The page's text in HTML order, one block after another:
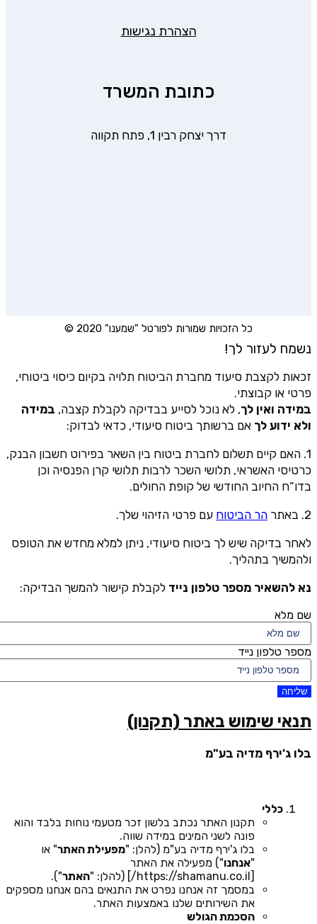
הצהרת נגישות
כתובת המשרד
דרך יצחק רבין 1, פתח תקווה
כל הזכויות שמורות לפורטל "שמענו" 2020 ©
נשמח לעזור לך!
זכאות לקצבת סיעוד מחברת הביטוח תלויה בקיום כיסוי ביטוחי,
פרטי או קבוצתי.
במידה ואין לך, לא נוכל לסייע בבדיקה לקבלת קצבה, במידה
ולא ידוע לך אם ברשותך ביטוח סיעודי, כדאי לבדוק:
1. האם קיים תשלום לחברת ביטוח בין השאר בפירוט חשבון הבנק,
כרטיסי האשראי, תלושי השכר לרבות תלושי קרן הפנסיה וכן
בדו”ח החיוב החודשי של קופת החולים.
2. באתר
הר הביטוח עם פרטי הזיהוי שלך.
לאחר בדיקה שיש לך ביטוח סיעודי, ניתן למלא מחדש את הטופס
ולהמשיך בתהליך.
נא להשאיר מספר טלפון נייד לקבלת קישור להמשך הבדיקה:
שם מלא
מספר טלפון נייד
שליחה
תנאי שימוש באתר (תקנון)
בלו ג'ירף מדיה בע"מ
כללי
תקנון האתר נכתב בלשון זכר מטעמי נוחות בלבד והוא
פונה לשני המינים במידה שווה.
בלו ג'ירף מדיה בע"מ (להלן: "מפעילת האתר" או
"אנחנו") מפעילה את האתר
[https://shamanu.co.il/] (להלן: "
האתר").
במסמך זה אנחנו נפרט את התנאים בהם אנחנו מספקים
את השירותים שלנו באמצעות האתר.
הסכמת הגולש